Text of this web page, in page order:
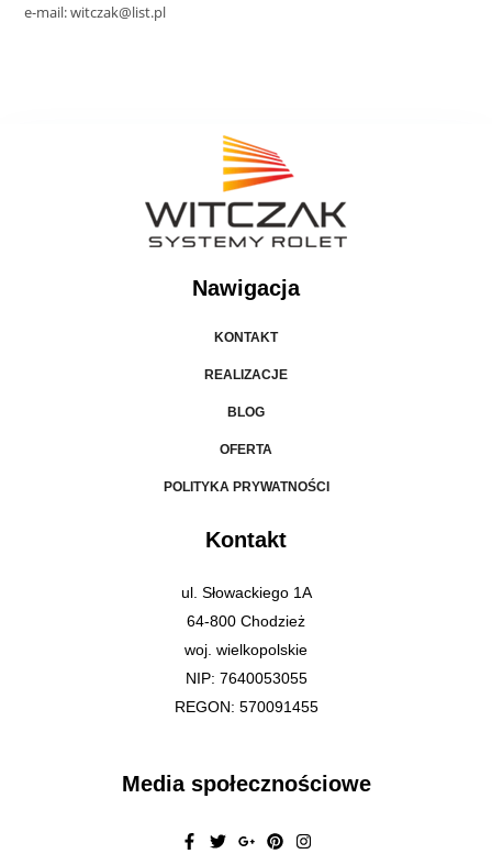
e-mail: witczak@list.pl
Nawigacja
KONTAKT
REALIZACJE
BLOG
OFERTA
POLITYKA PRYWATNOŚCI
Kontakt
ul. Słowackiego 1A
64-800 Chodzież
woj. wielkopolskie
NIP: 7640053055
REGON: 570091455
Media społecznościowe